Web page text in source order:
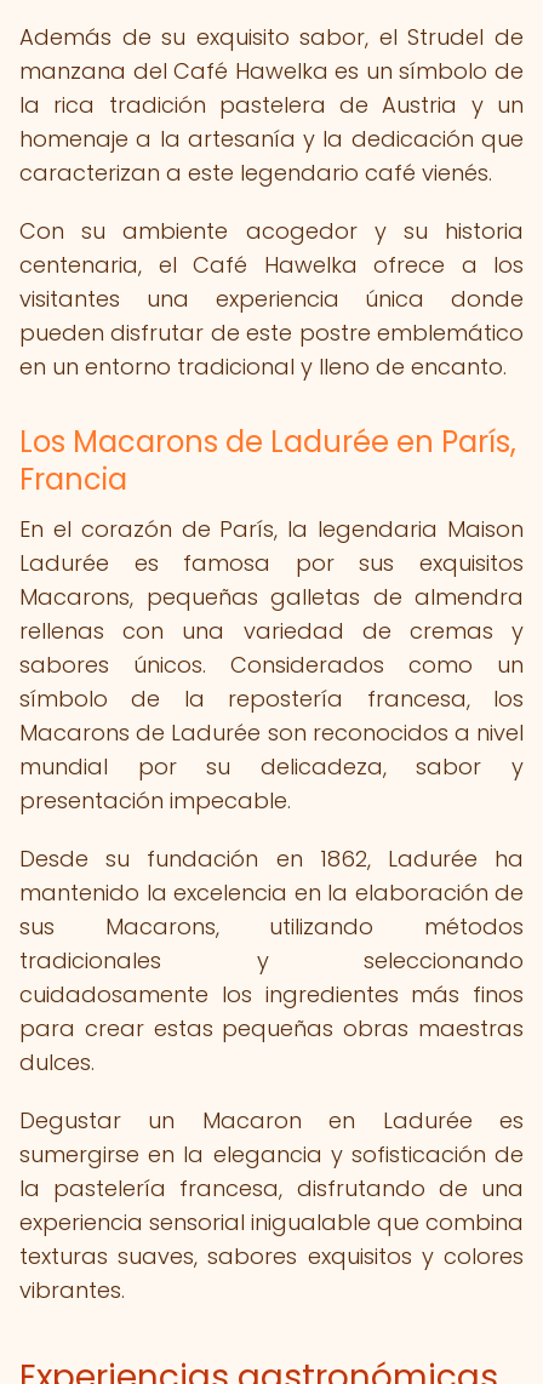
Además de su exquisito sabor, el Strudel de
manzana del Café Hawelka es un símbolo de
la rica tradición pastelera de Austria y un
homenaje a la artesanía y la dedicación que
caracterizan a este legendario café vienés.
Con su ambiente acogedor y su historia
centenaria, el Café Hawelka ofrece a los
visitantes una experiencia única donde
pueden disfrutar de este postre emblemático
en un entorno tradicional y lleno de encanto.
Los Macarons de Ladurée en París,
Francia
En el corazón de París, la legendaria Maison
Ladurée es famosa por sus exquisitos
Macarons, pequeñas galletas de almendra
rellenas con una variedad de cremas y
sabores únicos. Considerados como un
símbolo de la repostería francesa, los
Macarons de Ladurée son reconocidos a nivel
mundial por su delicadeza, sabor y
presentación impecable.
Desde su fundación en 1862, Ladurée ha
mantenido la excelencia en la elaboración de
sus Macarons, utilizando métodos
tradicionales y seleccionando
cuidadosamente los ingredientes más finos
para crear estas pequeñas obras maestras
dulces.
Degustar un Macaron en Ladurée es
sumergirse en la elegancia y sofisticación de
la pastelería francesa, disfrutando de una
experiencia sensorial inigualable que combina
texturas suaves, sabores exquisitos y colores
vibrantes.